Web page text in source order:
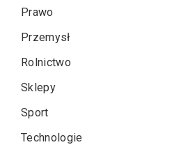
Prawo
Przemysł
Rolnictwo
Sklepy
Sport
Technologie